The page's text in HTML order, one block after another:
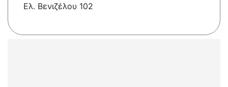
Ελ. Βενιζέλου 102